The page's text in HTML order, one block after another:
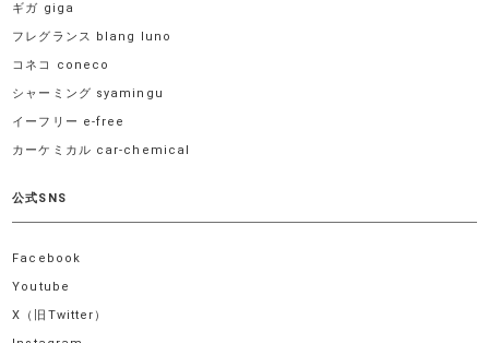
ギガ giga
フレグランス blang luno
コネコ coneco
シャーミング syamingu
イーフリー e-free
カーケミカル car-chemical
公式SNS
Facebook
Youtube
X（旧Twitter）